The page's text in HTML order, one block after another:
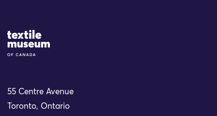
Site Logo
55 Centre Avenue
Toronto, Ontario